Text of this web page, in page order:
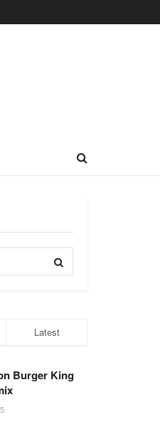
Latest
Burger King